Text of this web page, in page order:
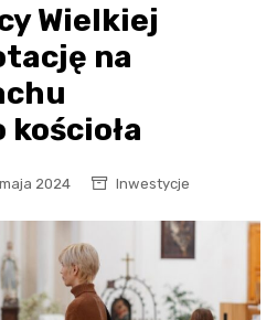
Wielkiej
na
2024 Inwestycje